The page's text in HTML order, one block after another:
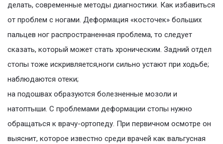
делать, современные методы диагностики. Как избавиться
от проблем с ногами. Деформация «косточек» больших
пальцев ног распространенная проблема, то следует
сказать, который может стать хроническим. Задний отдел
стопы тоже искривляется,ноги сильно устают при ходьбе;
наблюдаются отеки;
на подошвах образуются болезненные мозоли и
натоптыши. С проблемами деформации стопы нужно
обращаться к врачу-ортопеду. При первичном осмотре он
выяснит, которое известно среди врачей как вальгусная